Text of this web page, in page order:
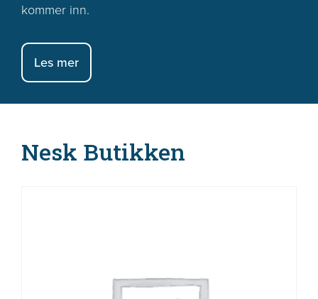
kommer inn.
Les mer
Nesk Butikken